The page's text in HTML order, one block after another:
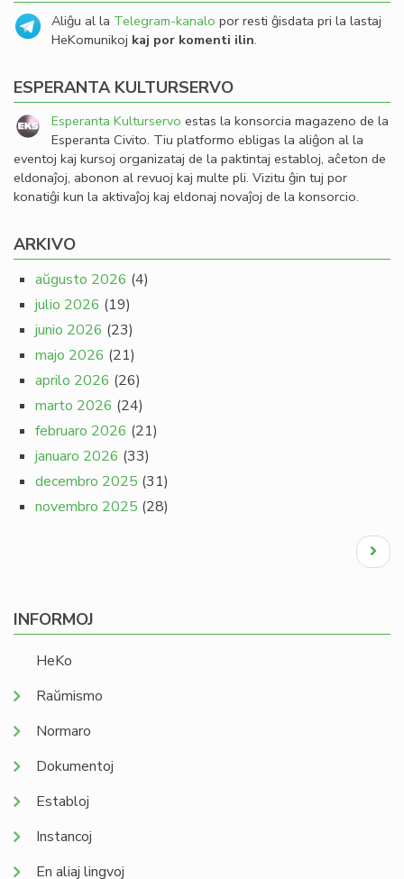
Aliĝu al la Telegram-kanalo por resti ĝisdata pri la lastaj
HeKomunikoj kaj por komenti ilin.
ESPERANTA KULTURSERVO
Esperanta Kulturservo estas la konsorcia magazeno de la
Esperanta Civito. Tiu platformo ebligas la aliĝon al la
eventoj kaj kursoj organizataj de la paktintaj establoj, aĉeton de
eldonaĵoj, abonon al revuoj kaj multe pli. Vizitu ĝin tuj por
konatiĝi kun la aktivaĵoj kaj eldonaj novaĵoj de la konsorcio.
ARKIVO
aŭgusto 2026 (4)
julio 2026 (19)
junio 2026 (23)
majo 2026 (21)
aprilo 2026 (26)
marto 2026 (24)
februaro 2026 (21)
januaro 2026 (33)
decembro 2025 (31)
novembro 2025 (28)
Next
page
INFORMOJ
HeKo
Raŭmismo
Normaro
Dokumentoj
Establoj
Instancoj
En aliaj lingvoj